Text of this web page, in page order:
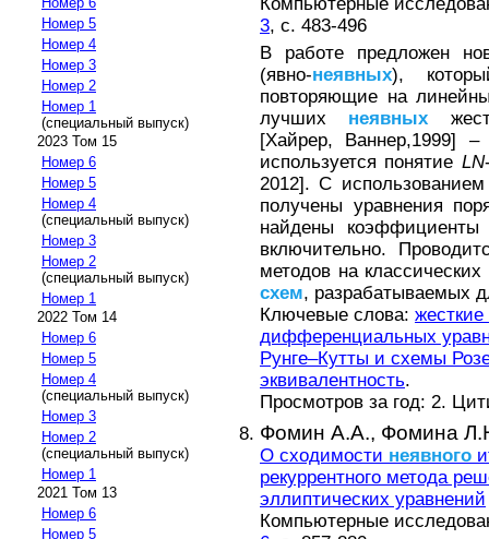
Номер 5
Номер 4
Номер 3
Номер 2
Номер 1
(специальный выпуск)
2023 Том 15
Номер 6
Номер 5
Номер 4
(специальный выпуск)
Номер 3
Номер 2
(специальный выпуск)
Номер 1
2022 Том 14
Номер 6
Номер 5
Номер 4
(специальный выпуск)
Номер 3
Номер 2
(специальный выпуск)
Номер 1
2021 Том 13
Номер 6
Номер 5
3, с. 483-496
В работе предложен
(явно-неявных),
повторяющие на
лучших неявных
[Хайрер, Ваннер,1999]
используется понятие LN
2012]. С
получены уравнения
найдены
включительно.
методов на
схем, разрабатываемых
Ключевые слова:
дифференциальных
Рунге–Кутты и схемы
эквивалентность.
Просмотров за год: 2.
Фомин А.А., Фомина
О сходимости неявного
рекуррентного метода
эллиптических уравнений
Компьютерные